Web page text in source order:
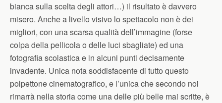
bianca sulla scelta degli attori…) il risultato è davvero
misero. Anche a livello visivo lo spettacolo non è dei
migliori, con una scarsa qualità dell’immagine (forse
colpa della pellicola o delle luci sbagliate) ed una
fotografia scolastica e in alcuni punti decisamente
invadente. Unica nota soddisfacente di tutto questo
polpettone cinematografico, e l’unica che secondo noi
rimarrà nella storia come una delle più belle mai scritte, è